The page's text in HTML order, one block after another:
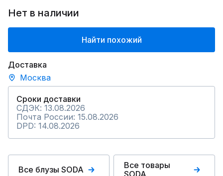
Нет в наличии
Найти похожий
Доставка
Москва
Сроки доставки
СДЭК: 13.08.2026
Почта России: 15.08.2026
DPD: 14.08.2026
Все блузы SODA
Все товары
SODA